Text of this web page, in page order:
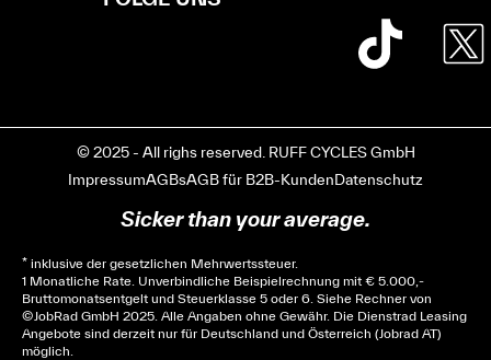
© 2025 - All righs reserved. RUFF CYCLES GmbH
ImpressumAGBsAGB für B2B-KundenDatenschutz
Sicker than your average.
* inklusive der gesetzlichen Mehrwertssteuer.
1 Monatliche Rate. Unverbindliche Beispielrechnung mit € 5.000,-
Bruttomonatsentgelt und Steuerklasse 5 oder 6. Siehe Rechner von
© JobRad GmbH 2025. Alle Angaben ohne Gewähr. Die Dienstrad Leasing
Angebote sind derzeit nur für Deutschland und Österreich (Jobrad AT)
möglich.